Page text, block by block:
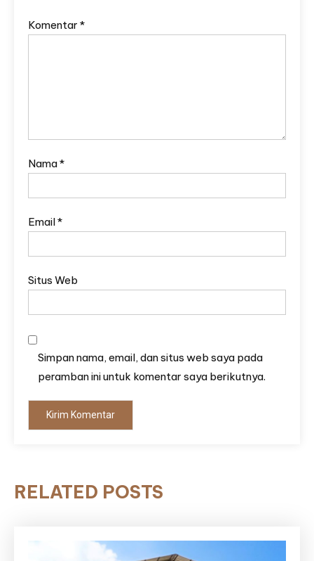
Komentar *
Nama*
Email*
Situs Web
Simpan nama, email, dan situs web saya pada
peramban ini untuk komentar saya berikutnya.
RELATED POSTS